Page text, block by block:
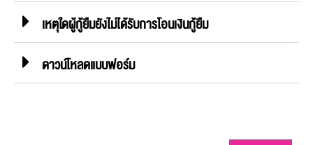
เหตุใดผู้กู้ยืมยังไม่ได้รับการโอนเงินกู้ยืม
ดาวน์โหลดแบบฟอร์ม